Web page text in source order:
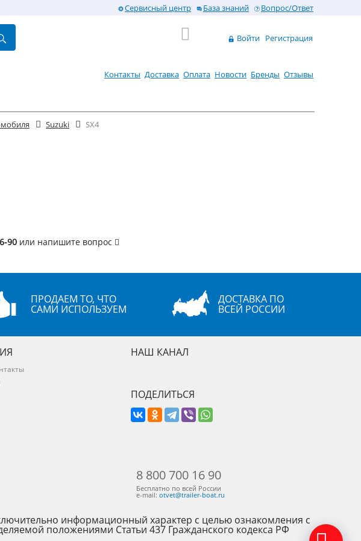
Сервисный центр База знаний Вопрос/Ответ
Войти Регистрация
Контакты Доставка Оплата Новости Бренды Отзывы
Suzuki SX4
90 или напишите вопрос
ПРОДАЕМ ТО, ЧТО
САМИ ИСПОЛЬЗУЕМ
ДОСТАВКА ПО
ВСЕЙ РОССИИ
НАШ КАНАЛ
ПОДЕЛИТЬСЯ
8 800 700 16 90
Бесплатно по всей России
e-mail: otvet@trailer-boat.ru
информационный характер с целью ознакомления с
положениями Статьи 437 Гражданского кодекса РФ